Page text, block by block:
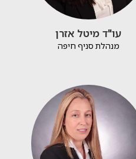
עו"ד מיטל אזרן
מנהלת סניף חיפה